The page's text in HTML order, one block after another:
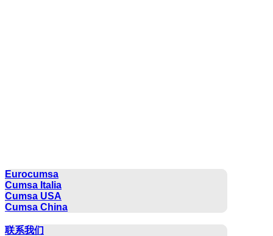
Eurocumsa
Cumsa Italia
Cumsa USA
Cumsa China
联系我们